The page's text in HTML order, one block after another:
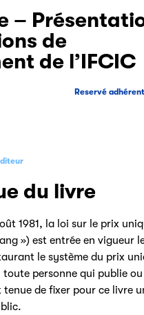
–
de
de l’IFCIC
Reservé adhérent
du livre
1981, la loi sur le prix
») est entrée en vigueur
le système du prix
personne qui publie ou
de fixer pour ce livre